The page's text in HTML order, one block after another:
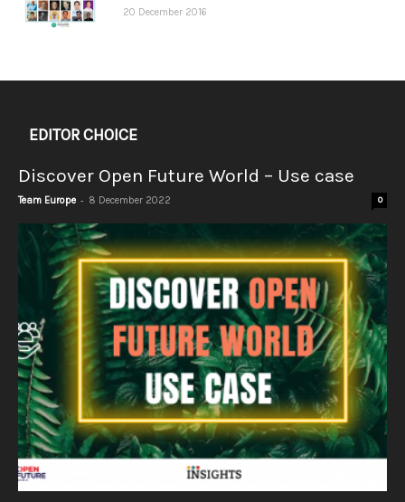
20 December 2016
EDITOR CHOICE
Discover Open Future World – Use case
Team Europe - 8 December 2022 0